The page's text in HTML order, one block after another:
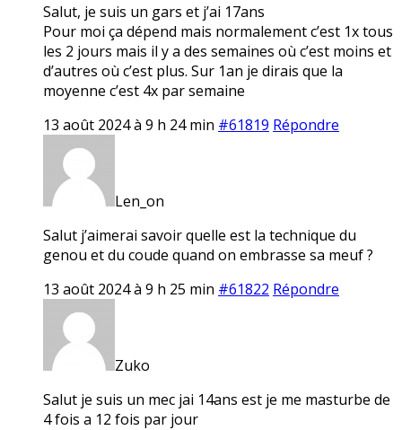
Salut, je suis un gars et j’ai 17ans
Pour moi ça dépend mais normalement c’est 1x tous
les 2 jours mais il y a des semaines où c’est moins et
d’autres où c’est plus. Sur 1an je dirais que la
moyenne c’est 4x par semaine
13 août 2024 à 9 h 24 min #61819 Répondre
Len_on
Salut j’aimerai savoir quelle est la technique du
genou et du coude quand on embrasse sa meuf ?
13 août 2024 à 9 h 25 min #61822 Répondre
Zuko
Salut je suis un mec jai 14ans est je me masturbe de
4 fois a 12 fois par jour